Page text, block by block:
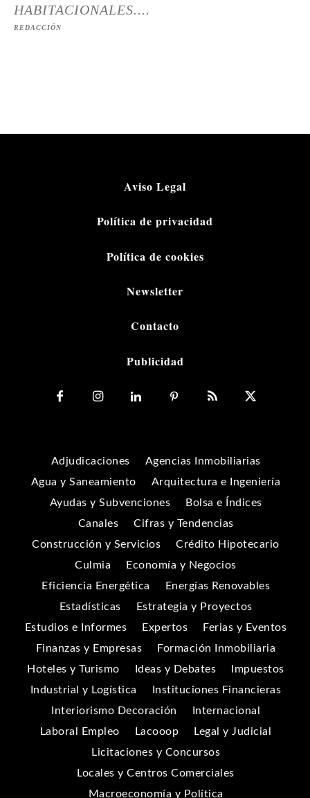
HABITACIONALES....
REDACCIÓN
Aviso Legal
Política de privacidad
Política de cookies
Newsletter
Contacto
Publicidad
Adjudicaciones
Agencias Inmobiliarias
Agua y Saneamiento
Arquitectura e Ingeniería
Ayudas y Subvenciones
Bolsa e Índices
Canales
Cifras y Tendencias
Construcción y Servicios
Crédito Hipotecario
Culmia
Economía y Negocios
Eficiencia Energética
Energías Renovables
Estadísticas
Estrategia y Proyectos
Estudios e Informes
Expertos
Ferias y Eventos
Finanzas y Empresas
Formación Inmobiliaria
Hoteles y Turismo
Ideas y Debates
Impuestos
Industrial y Logística
Instituciones Financieras
Interiorismo Decoración
Internacional
Laboral Empleo
Lacooop
Legal y Judicial
Licitaciones y Concursos
Locales y Centros Comerciales
Macroeconomía y Política